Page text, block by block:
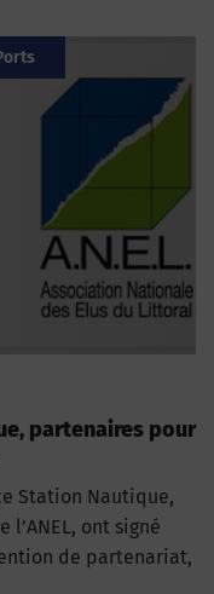
partenaires pour
Station Nautique,
l’ANEL, ont signé
de partenariat,